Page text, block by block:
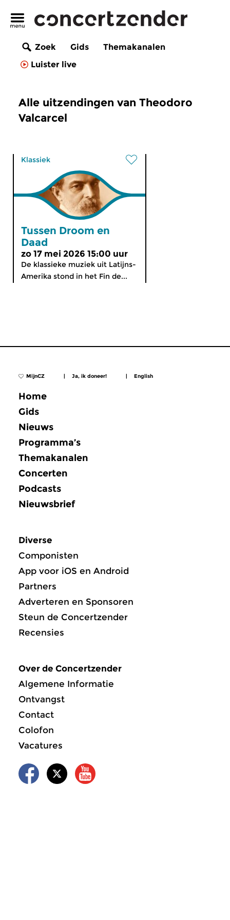
Zoek Gids
Themakanalen
Luister live
Alle uitzendingen van Theodoro
Valcarcel
Klassiek
Tussen Droom en
Daad
zo 17 mei 2026 15:00 uur
De klassieke muziek uit Latijns-
Amerika stond in het Fin de...
MijnCZ | Ja, ik doneer! | English
Home
Gids
Nieuws
Programma’s
Themakanalen
Concerten
Podcasts
Nieuwsbrief
Diverse
Componisten
App voor iOS en Android
Partners
Adverteren en Sponsoren
Steun de Concertzender
Recensies
Over de Concertzender
Algemene Informatie
Ontvangst
Contact
Colofon
Vacatures